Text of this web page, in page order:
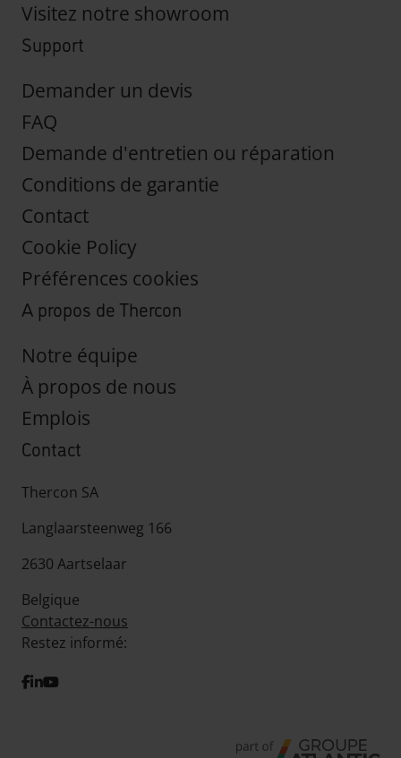
Visitez notre showroom
Support
Demander un devis
FAQ
Demande d'entretien ou réparation
Conditions de garantie
Contact
Cookie Policy
Préférences cookies
A propos de Thercon
Notre équipe
À propos de nous
Emplois
Contact
Thercon SA
Langlaarsteenweg 166
2630 Aartselaar
Belgique
Contactez-nous
Restez informé:
facebook
linkedIn